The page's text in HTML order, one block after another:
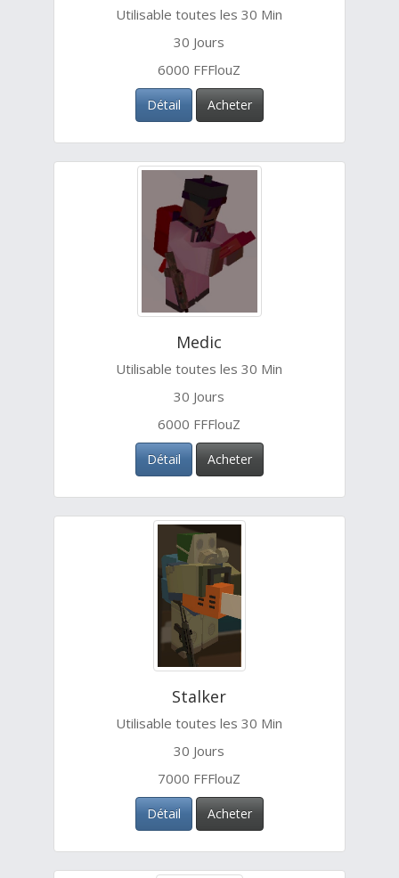
Utilisable toutes les 30 Min
30 Jours
6000 FFFlouZ
Détail Acheter
Medic
Utilisable toutes les 30 Min
30 Jours
6000 FFFlouZ
Détail Acheter
Stalker
Utilisable toutes les 30 Min
30 Jours
7000 FFFlouZ
Détail Acheter